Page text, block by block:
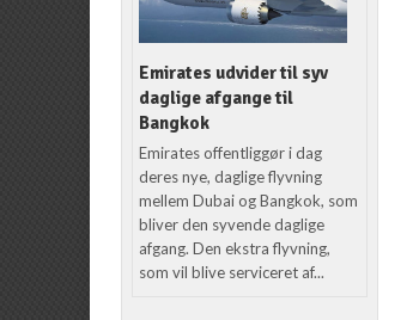
Emirates udvider til syv
daglige afgange til
Bangkok
Emirates offentliggør i dag
deres nye, daglige flyvning
mellem Dubai og Bangkok, som
bliver den syvende daglige
afgang. Den ekstra flyvning,
som vil blive serviceret af...